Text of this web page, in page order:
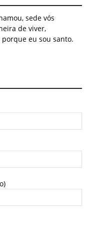
sede vós
de viver,
eu sou santo.